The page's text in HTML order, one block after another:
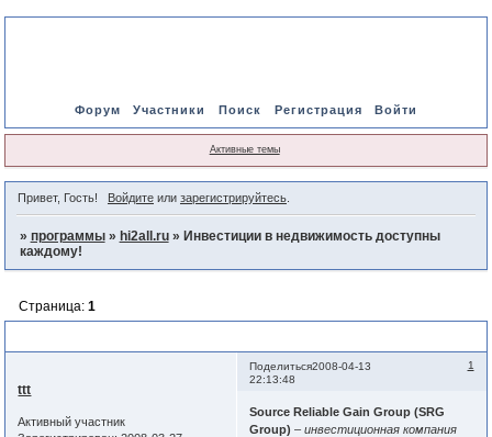
Форум Участники Поиск Регистрация Войти
Активные темы
Привет, Гость! Войдитеили зарегистрируйтесь.
» программы » hi2all.ru » Инвестиции в недвижимость доступны
каждому!
Страница: 1
Поделиться 1
2008-04-13
22:13:48
ttt
Активный участник
Source Reliable Gain Group (SRG
Group) – инвестиционная компания